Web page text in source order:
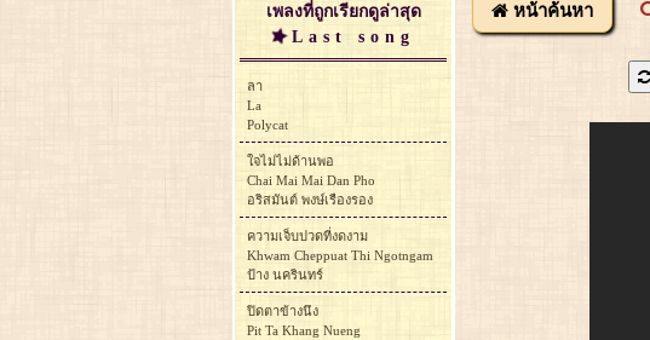
หน้าค้นหา
เพลงที่ถูกเรียกดูล่าสุด
Last song
ลา
La
Polycat
ใจไม่ไม่ด้านพอ
Chai Mai Mai Dan Pho
อริสมันต์ พงษ์เรืองรอง
ความเจ็บปวดที่งดงาม
Khwam Cheppuat Thi Ngotngam
ป้าง นครินทร์
ปิดตาข้างนึง
Pit Ta Khang Nueng